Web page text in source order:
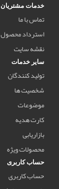
خدمات مشتریان
تماس با ما
استرداد محصول
نقشه سایت
سایر خدمات
تولید کنندگان
شخصیت ها
موضوعات
کارت هدیه
بازاریابی
محصولات ویژه
حساب کاربری
حساب کاربری